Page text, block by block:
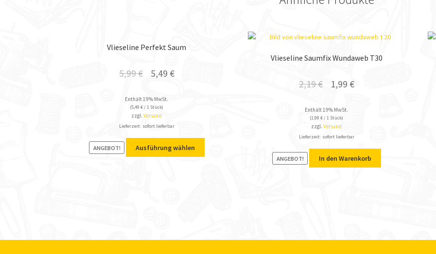
Vlieseline Perfekt Saum
5,99€ 5,49 €
Enthält 19% MwSt.
(5,49€/ 1 Stück)
zzgl.Versand
Lieferzeit: sofort lieferbar
ANGEBOT! Ausführung wählen
Vlieseline Saumfix Wundaweb T30
2,19€ 1,99 €
Enthält 19% MwSt.
(1,99€/ 1 Stück)
zzgl.Versand
Lieferzeit: sofort lieferbar
ANGEBOT! In den Warenkorb